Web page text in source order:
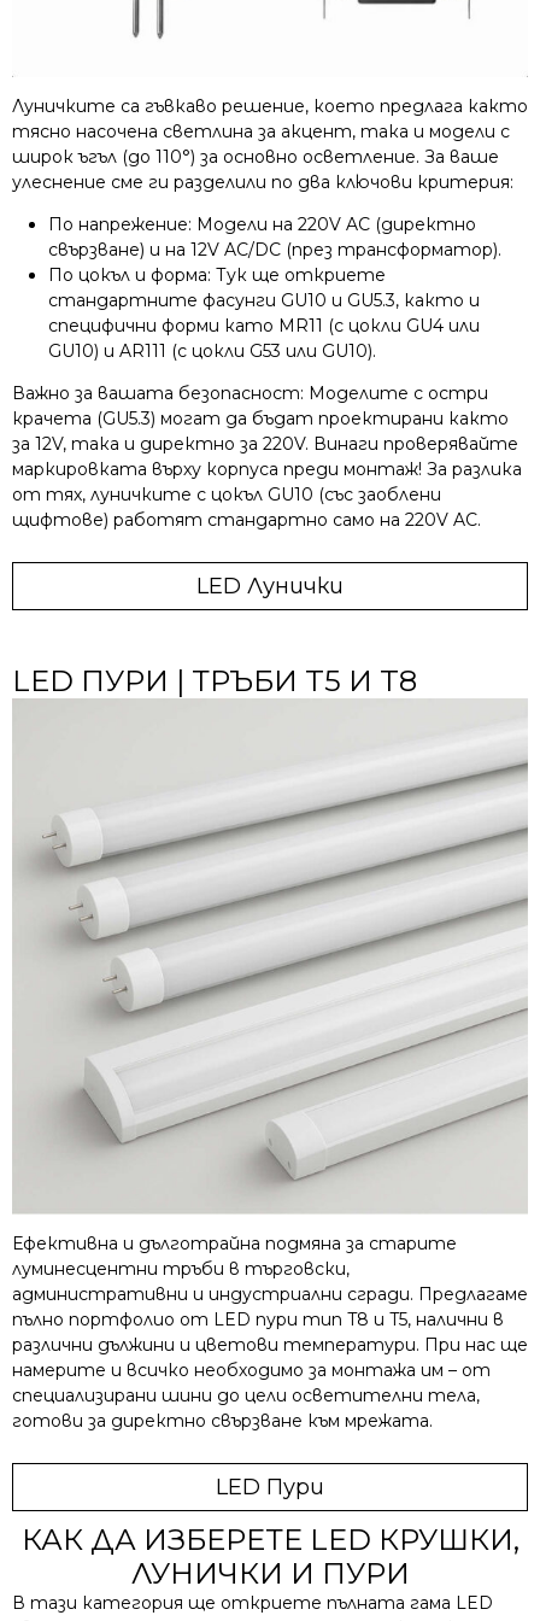
Луничките са гъвкаво решение, което предлага както
тясно насочена светлина за акцент, така и модели с
широк ъгъл (до 110°) за основно осветление. За ваше
улеснение сме ги разделили по два ключови критерия:
По напрежение: Модели на 220V AC (директно
свързване) и на 12V AC/DC (през трансформатор).
По цокъл и форма: Тук ще откриете
стандартните фасунги GU10 и GU5.3, както и
специфични форми като MR11 (с цокли GU4 или
GU10) и AR111 (с цокли G53 или GU10).
Важно за вашата безопасност: Моделите с остри
крачета (GU5.3) могат да бъдат проектирани както
за 12V, така и директно за 220V. Винаги проверявайте
маркировката върху корпуса преди монтаж! За разлика
от тях, луничките с цокъл GU10 (със заоблени
щифтове) работят стандартно само на 220V AC.
LED Лунички
LED ПУРИ | ТРЪБИ T5 И T8
Ефективна и дълготрайна подмяна за старите
луминесцентни тръби в търговски,
административни и индустриални сгради. Предлагаме
пълно портфолио от LED пури тип T8 и T5, налични в
различни дължини и цветови температури. При нас ще
намерите и всичко необходимо за монтажа им – от
специализирани шини до цели осветителни тела,
готови за директно свързване към мрежата.
LED Пури
КАК ДА ИЗБЕРЕТЕ LED КРУШКИ,
ЛУНИЧКИ И ПУРИ
В тази категория ще откриете пълната гама LED